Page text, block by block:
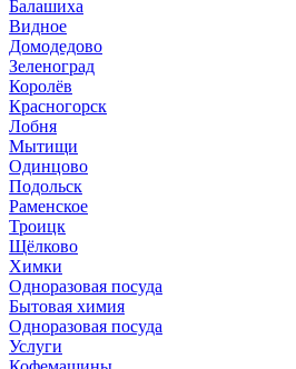
Балашиха
Видное
Домодедово
Зеленоград
Королёв
Красногорск
Лобня
Мытищи
Одинцово
Подольск
Раменское
Троицк
Щёлково
Химки
Одноразовая посуда
Бытовая химия
Одноразовая посуда
Услуги